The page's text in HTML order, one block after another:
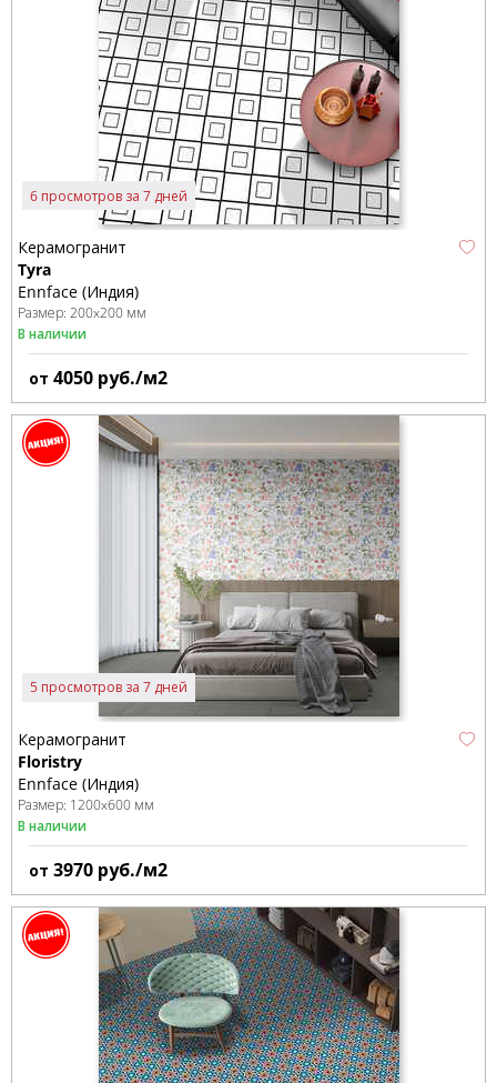
6 просмотров за 7 дней
Керамогранит
Tyra
Ennface (Индия)
Размер: 200x200 мм
В наличии
от 4050 руб./м2
5 просмотров за 7 дней
Керамогранит
Floristry
Ennface (Индия)
Размер: 1200x600 мм
В наличии
от 3970 руб./м2